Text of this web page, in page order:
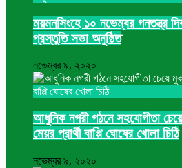
ময়মনসিংহে ১০ নভেম্বর গনতন্ত্র
প্রস্তুতি সভা অনুষ্ঠিত
নভেম্বর ৯, ২০২০
আধুনিক নগরী গঠনে সহযোগীতা
মেয়র প্রার্থী বাপ্পি ঘোষের খোলা চিঠি
নভেম্বর ৯, ২০২০